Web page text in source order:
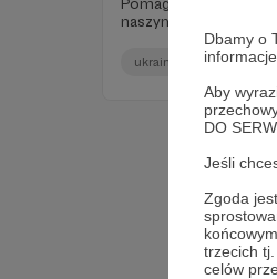
Dbamy o
Aby
DO
Jeśli
Zgoda
trzecich
celów
ukraina